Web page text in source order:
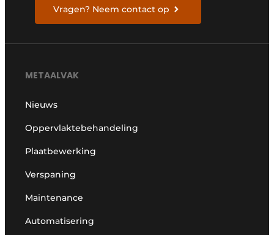
Vragen? Neem contact op
METAALVAK
Nieuws
Oppervlaktebehandeling
Plaatbewerking
Verspaning
Maintenance
Automatisering